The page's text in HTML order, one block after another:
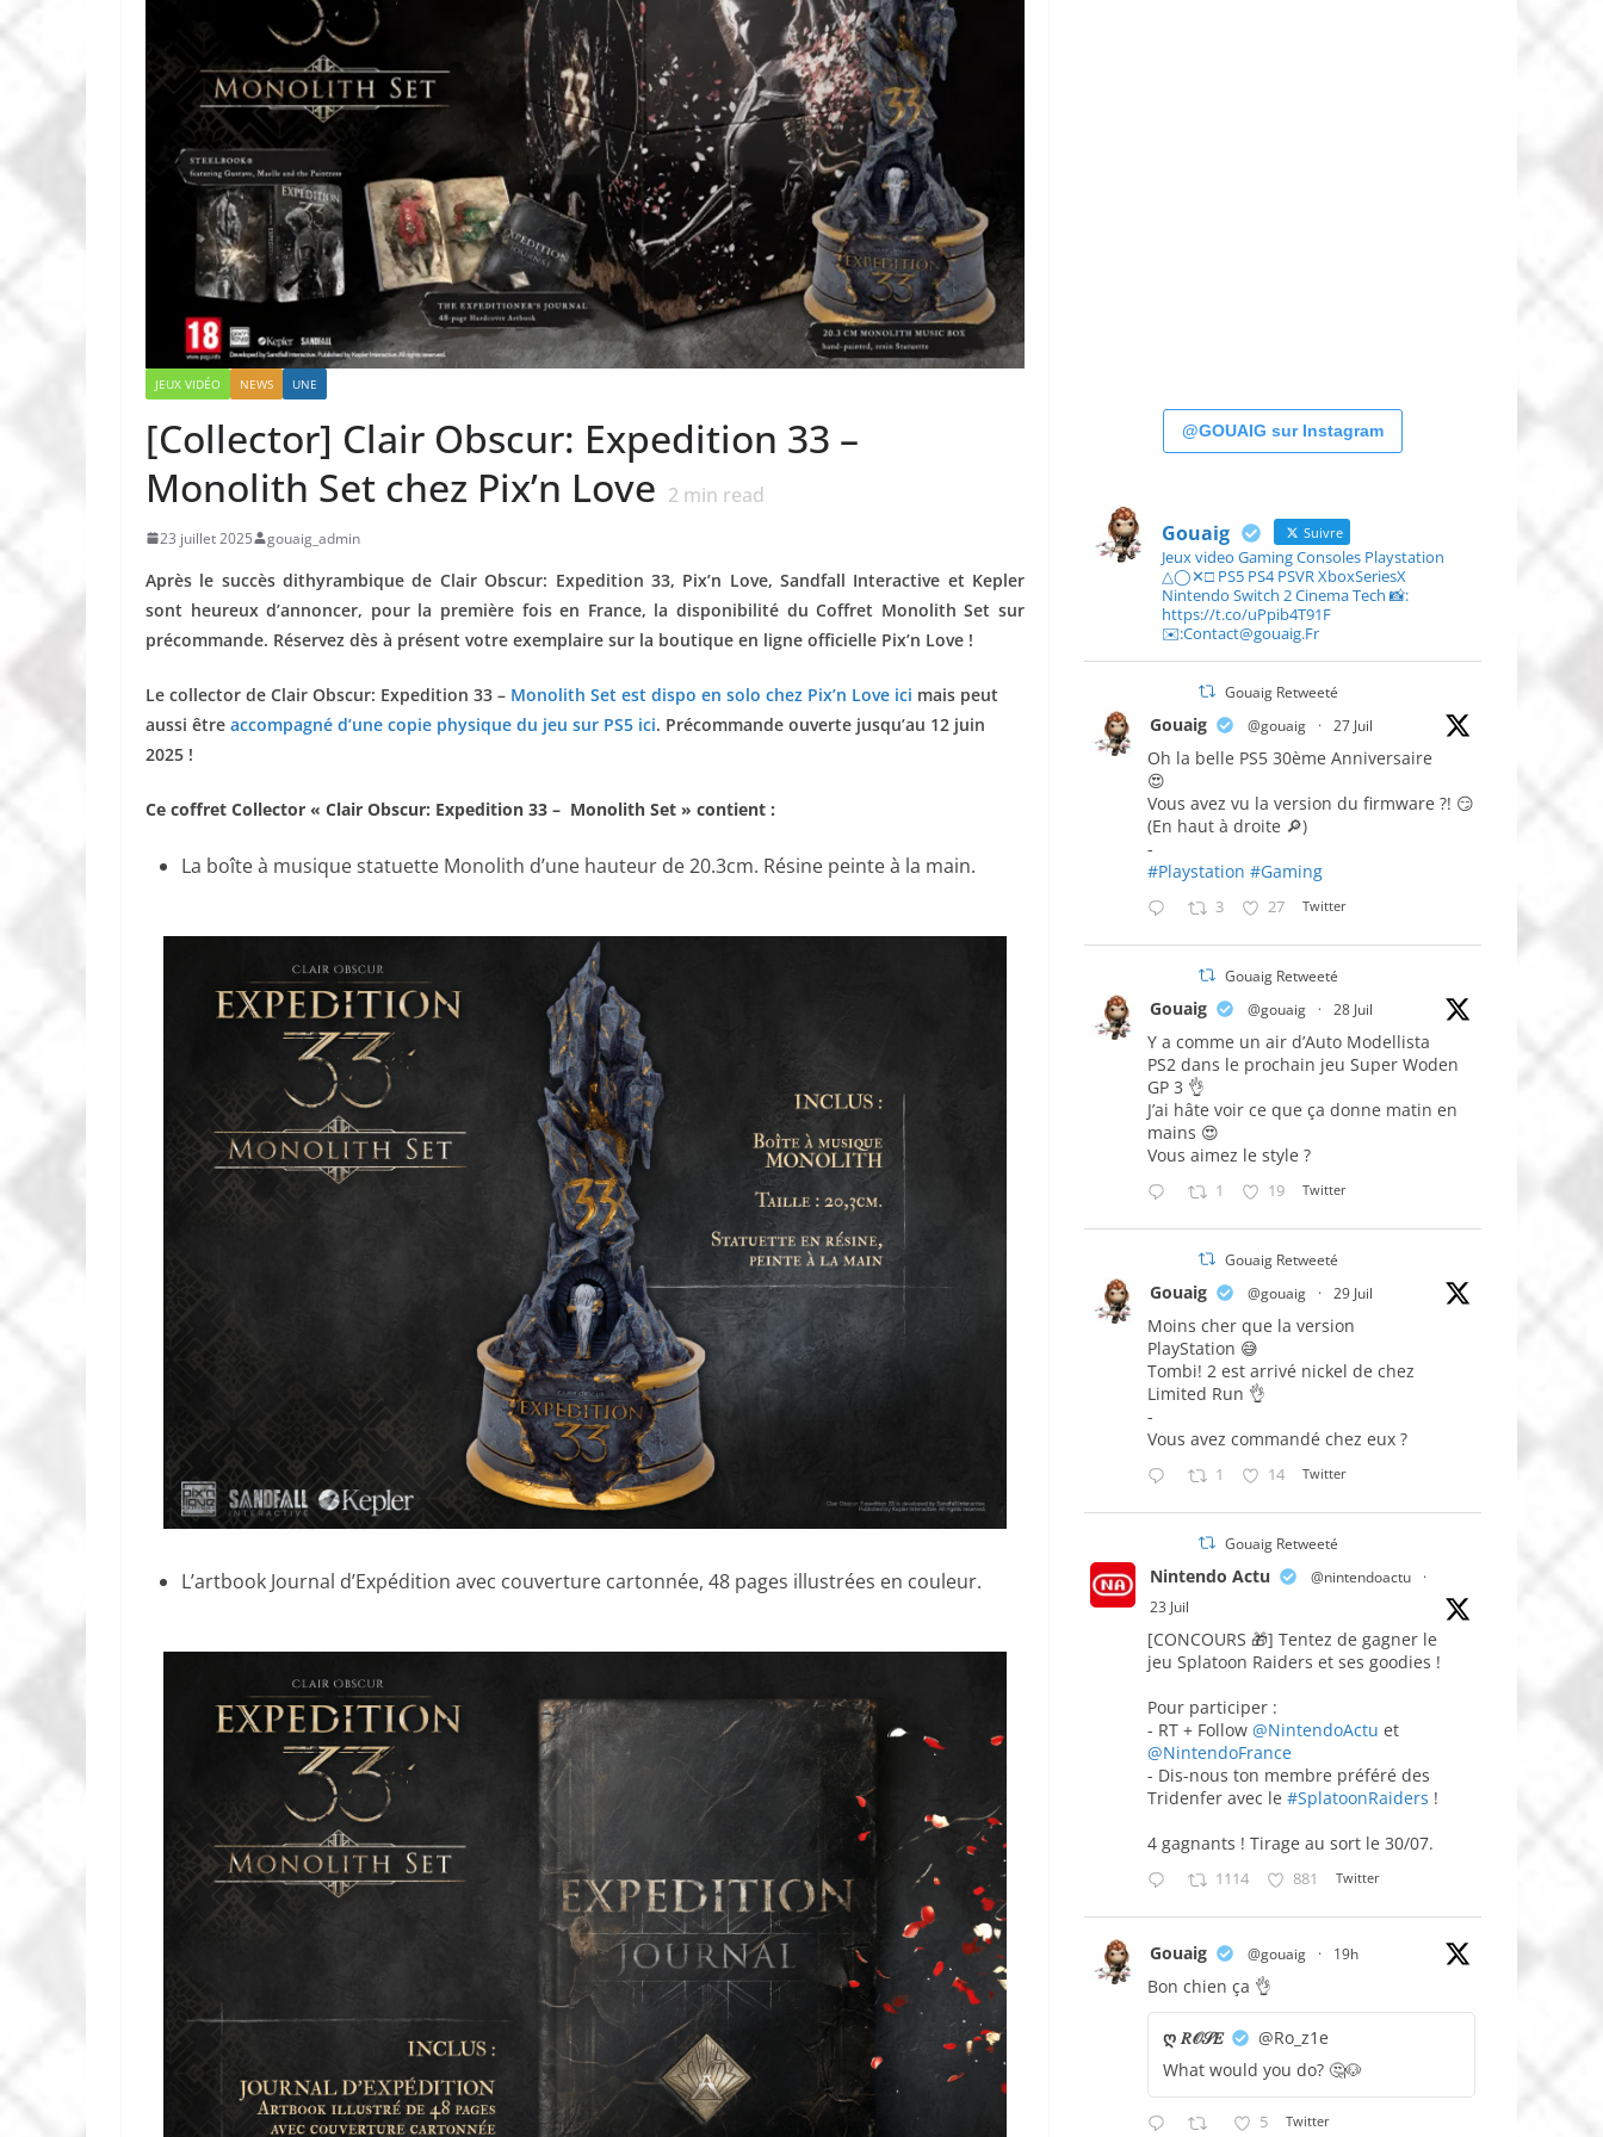
JEUX VIDÉO NEWS UNE
[Collector] Clair Obscur: Expedition 33 –
Monolith Set chez Pix’n Love 2 min read
23 juillet 2025 gouaig_admin
Après le succès dithyrambique de Clair Obscur: Expedition 33, Pix’n Love, Sandfall Interactive et Kepler
sont heureux d’annoncer, pour la première fois en France, la disponibilité du Coffret Monolith Set sur
précommande. Réservez dès à présent votre exemplaire sur la boutique en ligne officielle Pix’n Love !
Le collector de Clair Obscur: Expedition 33 – Monolith Set est dispo en solo chez Pix’n Love ici mais peut
aussi être accompagné d’une copie physique du jeu sur PS5 ici. Précommande ouverte jusqu’au 12 juin
2025 !
Ce coffret Collector « Clair Obscur: Expedition 33 – Monolith Set » contient :
La boîte à musique statuette Monolith d’une hauteur de 20.3cm. Résine peinte à la main.
L’artbook Journal d’Expédition avec couverture cartonnée, 48 pages illustrées en couleur.
@GOUAIG sur Instagram
Gouaig Suivre
Jeux video Gaming Consoles Playstation
△◯✕□ PS5 PS4 PSVR XboxSeriesX
Nintendo Switch 2 Cinema Tech 📸:
https://t.co/uPpib4T91F
✉️:Contact@gouaig.Fr
Gouaig Retweeté
Gouaig @gouaig · 27 Juil
Oh la belle PS5 30ème Anniversaire
😍
Vous avez vu la version du firmware ?! 😏
(En haut à droite 🔎)
-
#Playstation #Gaming
3 27 Twitter
Gouaig Retweeté
Gouaig @gouaig · 28 Juil
Y a comme un air d’Auto Modellista
PS2 dans le prochain jeu Super Woden
GP 3 👌
J’ai hâte voir ce que ça donne matin en
mains 😍
Vous aimez le style ?
1 19 Twitter
Gouaig Retweeté
Gouaig @gouaig · 29 Juil
Moins cher que la version
PlayStation 😅
Tombi! 2 est arrivé nickel de chez
Limited Run 👌
-
Vous avez commandé chez eux ?
1 14 Twitter
Gouaig Retweeté
Nintendo Actu @nintendoactu
·
23 Juil
[CONCOURS 🎁] Tentez de gagner le
jeu Splatoon Raiders et ses goodies !
Pour participer :
- RT + Follow @NintendoActu et
@NintendoFrance
- Dis-nous ton membre préféré des
Tridenfer avec le #SplatoonRaiders !
4 gagnants ! Tirage au sort le 30/07.
1114 881 Twitter
Gouaig @gouaig · 19h
Bon chien ça 👌
ღ 𝑅𝒪𝒮𝐸
@Ro_z1e
What would you do? 🤔🐶
5 Twitter